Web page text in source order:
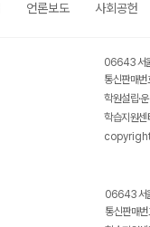
언론보도 사회공헌
06643 서
통신판매
학원설립·
학습지원
06643 서
통신판매